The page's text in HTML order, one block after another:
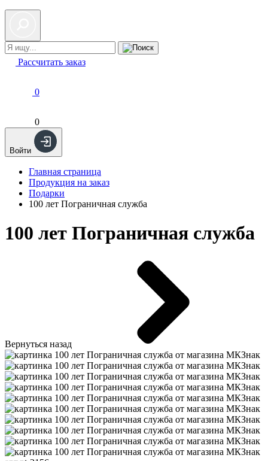
Рассчитать заказ
0
0
Войти
Главная страница
Продукция на заказ
Подарки
100 лет Пограничная служба
100 лет Пограничная служба
Вернуться назад